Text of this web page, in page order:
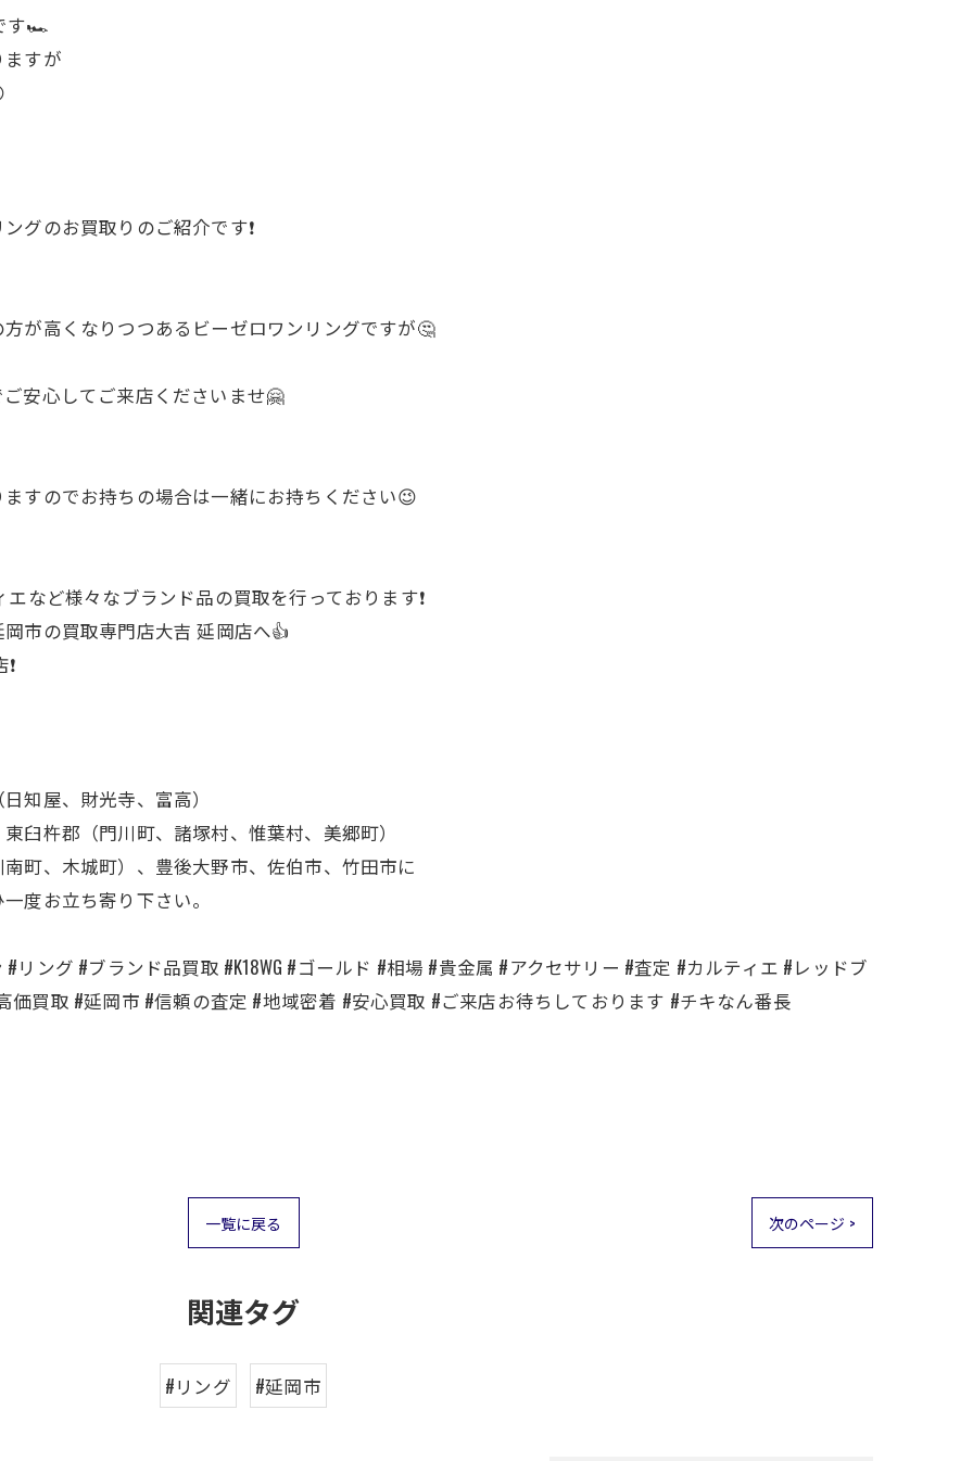
す🏎
すが
グのお買取りのご紹介です❗
が高くなりつつあるビーゼロワンリングですが🤔
安心してご来店くださいませ🤗
すのでお持ちの場合は一緒にお持ちください😉
など様々なブランド品の買取を行っております❗
市の買取専門店大吉 延岡店へ👍
知屋、財光寺、富高）
臼杵郡（門川町、諸塚村、惟葉村、美郷町）
町、木城町）、豊後大野市、佐伯市、竹田市に
度お立ち寄り下さい。
ング #ブランド品買取 #K18WG #ゴールド #相場 #貴金属 #アクセサリー #査定 #カルティエ #レッドブ
価買取 #延岡市 #信頼の査定 #地域密着 #安心買取 #ご来店お待ちしております #チキなん番長
一覧に戻る 次のページ >
関連タグ
#リング #延岡市